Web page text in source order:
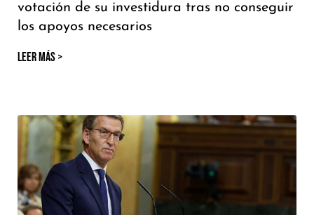
votación de su investidura tras no conseguir
los apoyos necesarios
LEER MÁS >